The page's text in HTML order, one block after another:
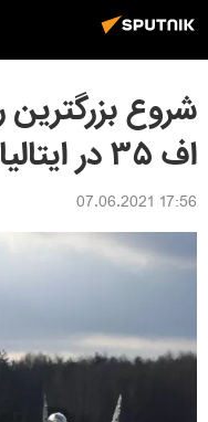
شروع
اف ۳۵ در ایتالیا
17:56 07.06.2021